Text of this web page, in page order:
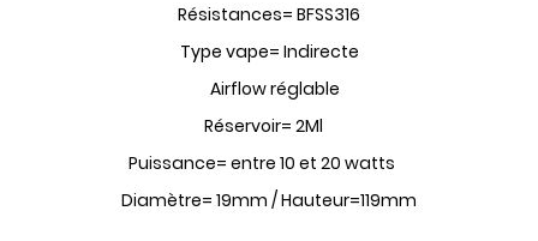
Résistances= BFSS316
Type vape= Indirecte
Airflow réglable
Réservoir= 2Ml
Puissance= entre 10 et 20 watts
Diamètre= 19mm / Hauteur=119mm